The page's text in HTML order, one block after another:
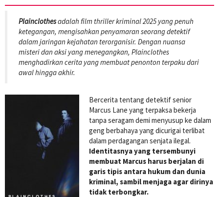
Plainclothesadalah film thriller kriminal 2025 yang penuh
ketegangan, mengisahkan penyamaran seorang detektif
dalam jaringan kejahatan terorganisir. Dengan nuansa
misteri dan aksi yang menegangkan, Plainclothes
menghadirkan cerita yang membuat penonton terpaku dari
awal hingga akhir.
Bercerita tentang detektif senior
Marcus Lane yang terpaksa bekerja
tanpa seragam demi menyusup ke dalam
geng berbahaya yang dicurigai terlibat
dalam perdagangan senjata ilegal.
Identitasnya yang tersembunyi
membuat Marcus harus berjalan di
garis tipis antara hukum dan dunia
kriminal, sambil menjaga agar dirinya
tidak terbongkar.